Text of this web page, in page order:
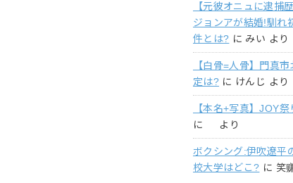
【元彼オニュに逮捕
ジョンアが結婚!馴れ
件とは? に みい より
【白骨=人骨】門真
定は? に けんじ より
【本名+写真】JOY
に
より
ボクシング:伊吹遼平
校大学はどこ? に 笑